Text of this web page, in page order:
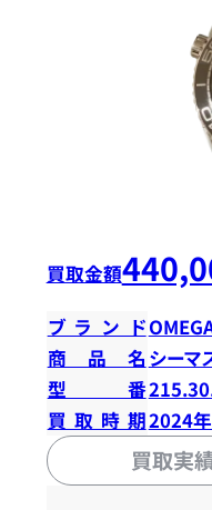
買取金額
ブランド
商品名 シーマ
型番
買取時期2024
買取実